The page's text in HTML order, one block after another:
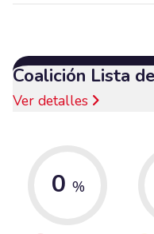
Coalición Lista
Ver detalles
0 %